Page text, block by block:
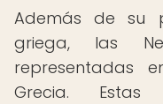
Además de su
griega, las
representadas
Grecia.